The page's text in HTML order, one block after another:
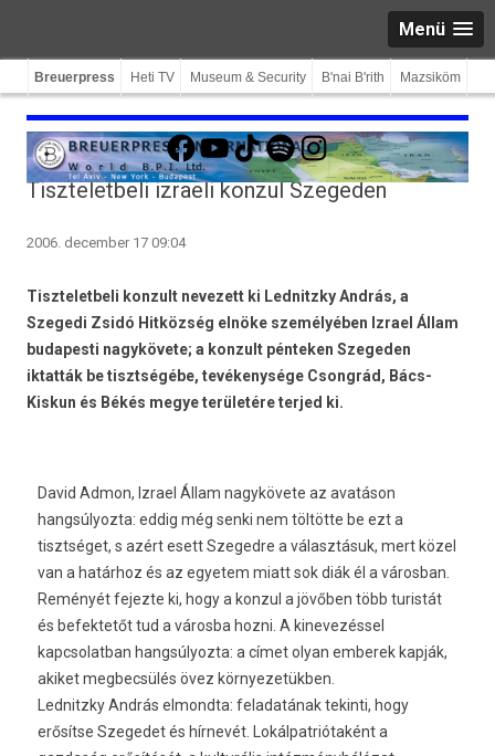
Menü
Breuerpress Heti TV Museum & Security B'nai B'rith Mazsiköm
Facebook
YouTube
TikTokSpotifyInstagram
Tiszteletbeli izraeli konzul Szegeden
2006. december 17 09:04
Tiszteletbeli konzult nevezett ki Lednitzky András, a
Szegedi Zsidó Hitközség elnöke személyében Izrael Állam
budapesti nagykövete; a konzult pénteken Szegeden
iktatták be tisztségébe, tevékenysége Csongrád, Bács-
Kiskun és Békés megye területére terjed ki.
David Admon, Izrael Állam nagykövete az avatáson
hangsúlyozta: eddig még senki nem töltötte be ezt a
tisztséget, s azért esett Szegedre a választásuk, mert közel
van a határhoz és az egyetem miatt sok diák él a városban.
Reményét fejezte ki, hogy a konzul a jövőben több turistát
és befektetőt tud a városba hozni. A kinevezéssel
kapcsolatban hangsúlyozta: a címet olyan emberek kapják,
akiket megbecsülés övez környezetükben.
Lednitzky András elmondta: feladatának tekinti, hogy
erősítse Szegedet és hírnevét. Lokálpatriótaként a